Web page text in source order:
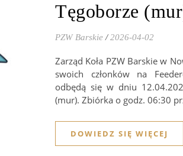
Tęgoborze
PZW Barskie / 2026-04-02
Zarząd Koła PZW Barskie w
swoich członków na
odbędą się w dniu
(mur). Zbiórka o godz. 06:30
DOWIEDZ SIĘ WIĘCEJ